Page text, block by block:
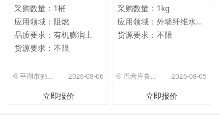
采购数量： 1桶
应用领域： 阻燃
品质要求： 有机膨润土
货源要求： 不限
平湖市独山港镇集港路 589 号 2026-08-06
立即报价
采购数量： 1kg
应用领域：
外墙纤维水泥板
货源要求：不限
巴音库鲁提镇,托帕口岸六号库房 2026-08-05
立即报价